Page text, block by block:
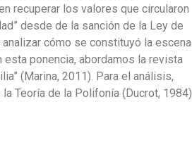
recuperar los valores que circularon
desde de la sanción de la Ley de
cómo se constituyó la escena
ponencia, abordamos la revista
(Marina, 2011). Para el análisis,
Teoría de la Polifonía (Ducrot, 1984)